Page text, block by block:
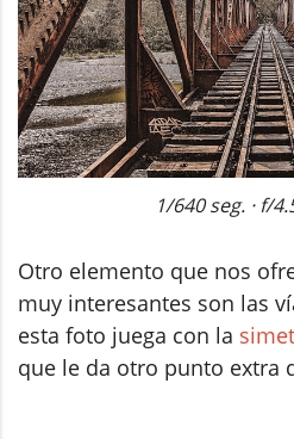
1/640 seg. · f/
Otro elemento que nos
muy interesantes son las
esta foto juega con la
que le da otro punto extra